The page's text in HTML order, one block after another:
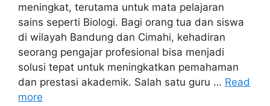
meningkat, terutama untuk mata pelajaran
sains seperti Biologi. Bagi orang tua dan siswa
di wilayah Bandung dan Cimahi, kehadiran
seorang pengajar profesional bisa menjadi
solusi tepat untuk meningkatkan pemahaman
dan prestasi akademik. Salah satu guru … Read
more